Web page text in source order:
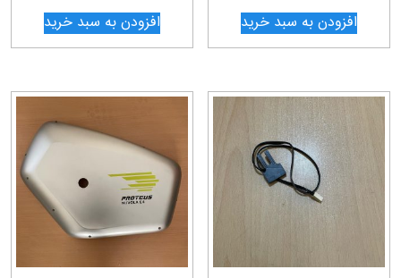
افزودن به سبد خرید افزودن به سبد خرید